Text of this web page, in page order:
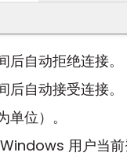
自动拒绝连接。
自动接受连接。
位）。
用户当前